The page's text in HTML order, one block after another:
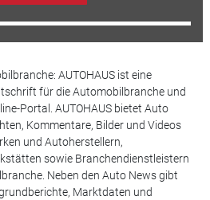
AUTOHAUS ist eine
für die Automobilbranche und
Portal. AUTOHAUS bietet Auto
Kommentare, Bilder und Videos
und Autoherstellern,
sowie Branchendienstleistern
Neben den Auto News gibt
Marktdaten und